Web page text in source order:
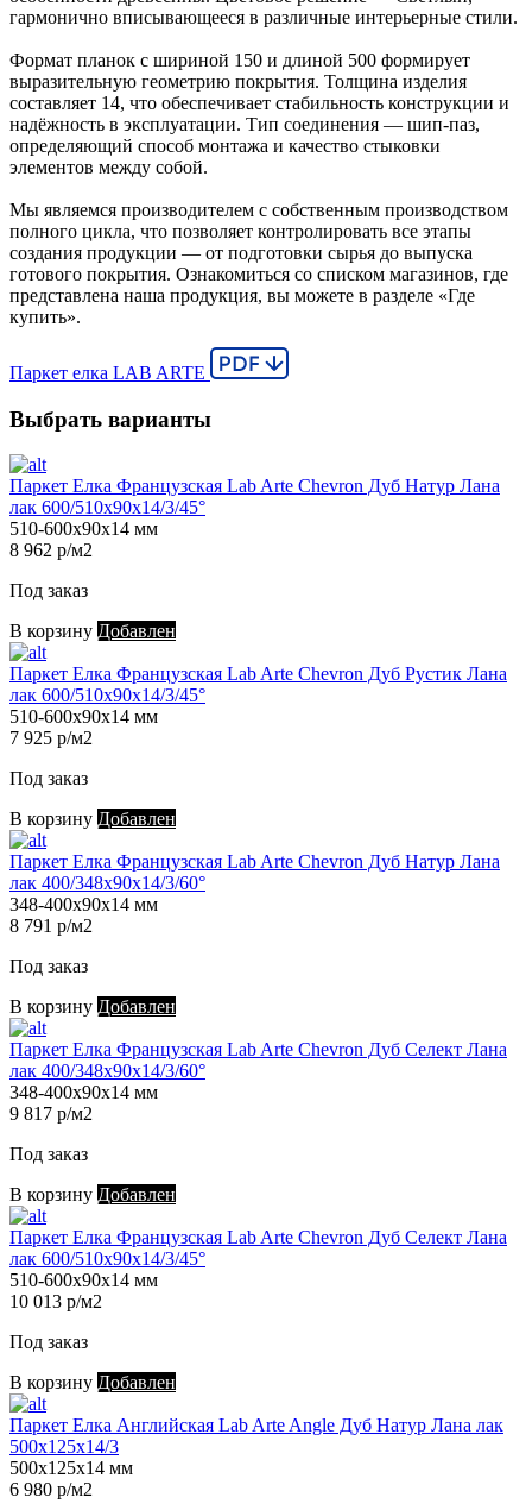
гармонично вписывающееся в различные интерьерные стили.
Формат планок с шириной 150 и длиной 500 формирует
выразительную геометрию покрытия. Толщина изделия
составляет 14, что обеспечивает стабильность конструкции и
надёжность в эксплуатации. Тип соединения — шип-паз,
определяющий способ монтажа и качество стыковки
элементов между собой.
Мы являемся производителем с собственным производством
полного цикла, что позволяет контролировать все этапы
создания продукции — от подготовки сырья до выпуска
готового покрытия. Ознакомиться со списком магазинов, где
представлена наша продукция, вы можете в разделе «Где
купить».
Паркет елка LAB ARTE
Выбрать варианты
Паркет Елка Французская Lab Arte Chevron Дуб Натур Лана
лак 600/510х90х14/3/45°
510-600х90х14 мм
8 962 р/м2
Под заказ
В корзину Добавлен
Паркет Елка Французская Lab Arte Chevron Дуб Рустик Лана
лак 600/510х90х14/3/45°
510-600х90х14 мм
7 925 р/м2
Под заказ
В корзину Добавлен
Паркет Елка Французская Lab Arte Chevron Дуб Натур Лана
лак 400/348х90х14/3/60°
348-400х90х14 мм
8 791 р/м2
Под заказ
В корзину Добавлен
Паркет Елка Французская Lab Arte Chevron Дуб Селект Лана
лак 400/348х90х14/3/60°
348-400х90х14 мм
9 817 р/м2
Под заказ
В корзину Добавлен
Паркет Елка Французская Lab Arte Chevron Дуб Селект Лана
лак 600/510х90х14/3/45°
510-600х90х14 мм
10 013 р/м2
Под заказ
В корзину Добавлен
Паркет Елка Английская Lab Arte Angle Дуб Натур Лана лак
500х125х14/3
500х125х14 мм
6 980 р/м2